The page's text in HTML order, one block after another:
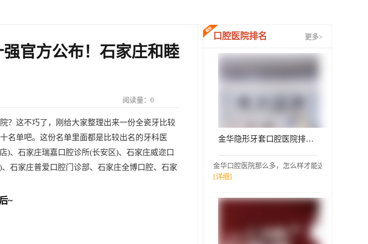
官方公布！石家庄和睦
阅读量： 0
？这不巧了，刚给大家整理出来一份全瓷牙比较
名单吧。这份名单里面都是比较出名的牙科医
)、石家庄瑞嘉口腔诊所(长安区)、石家庄威迩口
石家庄普爱口腔门诊部、石家庄全博口腔、石家
~
口腔医院排名 更多>
金华隐形牙套口腔医院排名前十榜单2023公布！义乌傅氏口腔(植得门诊)医生手术专业、设备先进正规！
金华口腔医院那么多，怎么样才能选择一家隐形
[详细]